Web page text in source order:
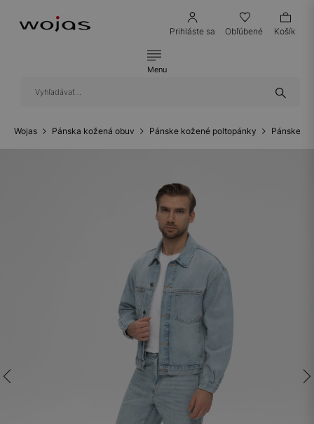
Prihláste sa Obľúbené Košík
Menu
Wojas Pánska kožená obuv Pánske kožené poltopánky Pánske